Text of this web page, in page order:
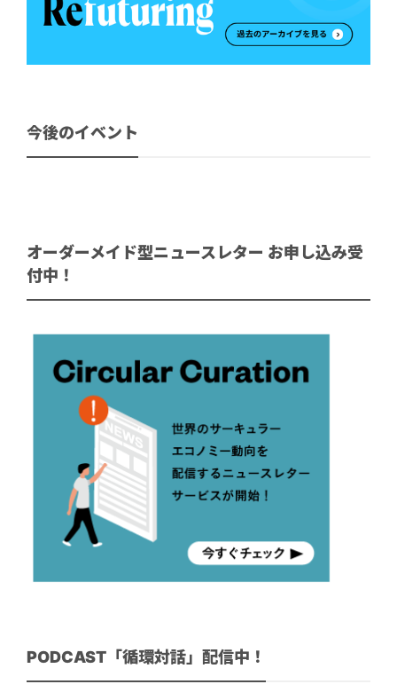
今後のイベント
オーダーメイド型ニュースレター お申し込み受
付中！
PODCAST「循環対話」配信中！